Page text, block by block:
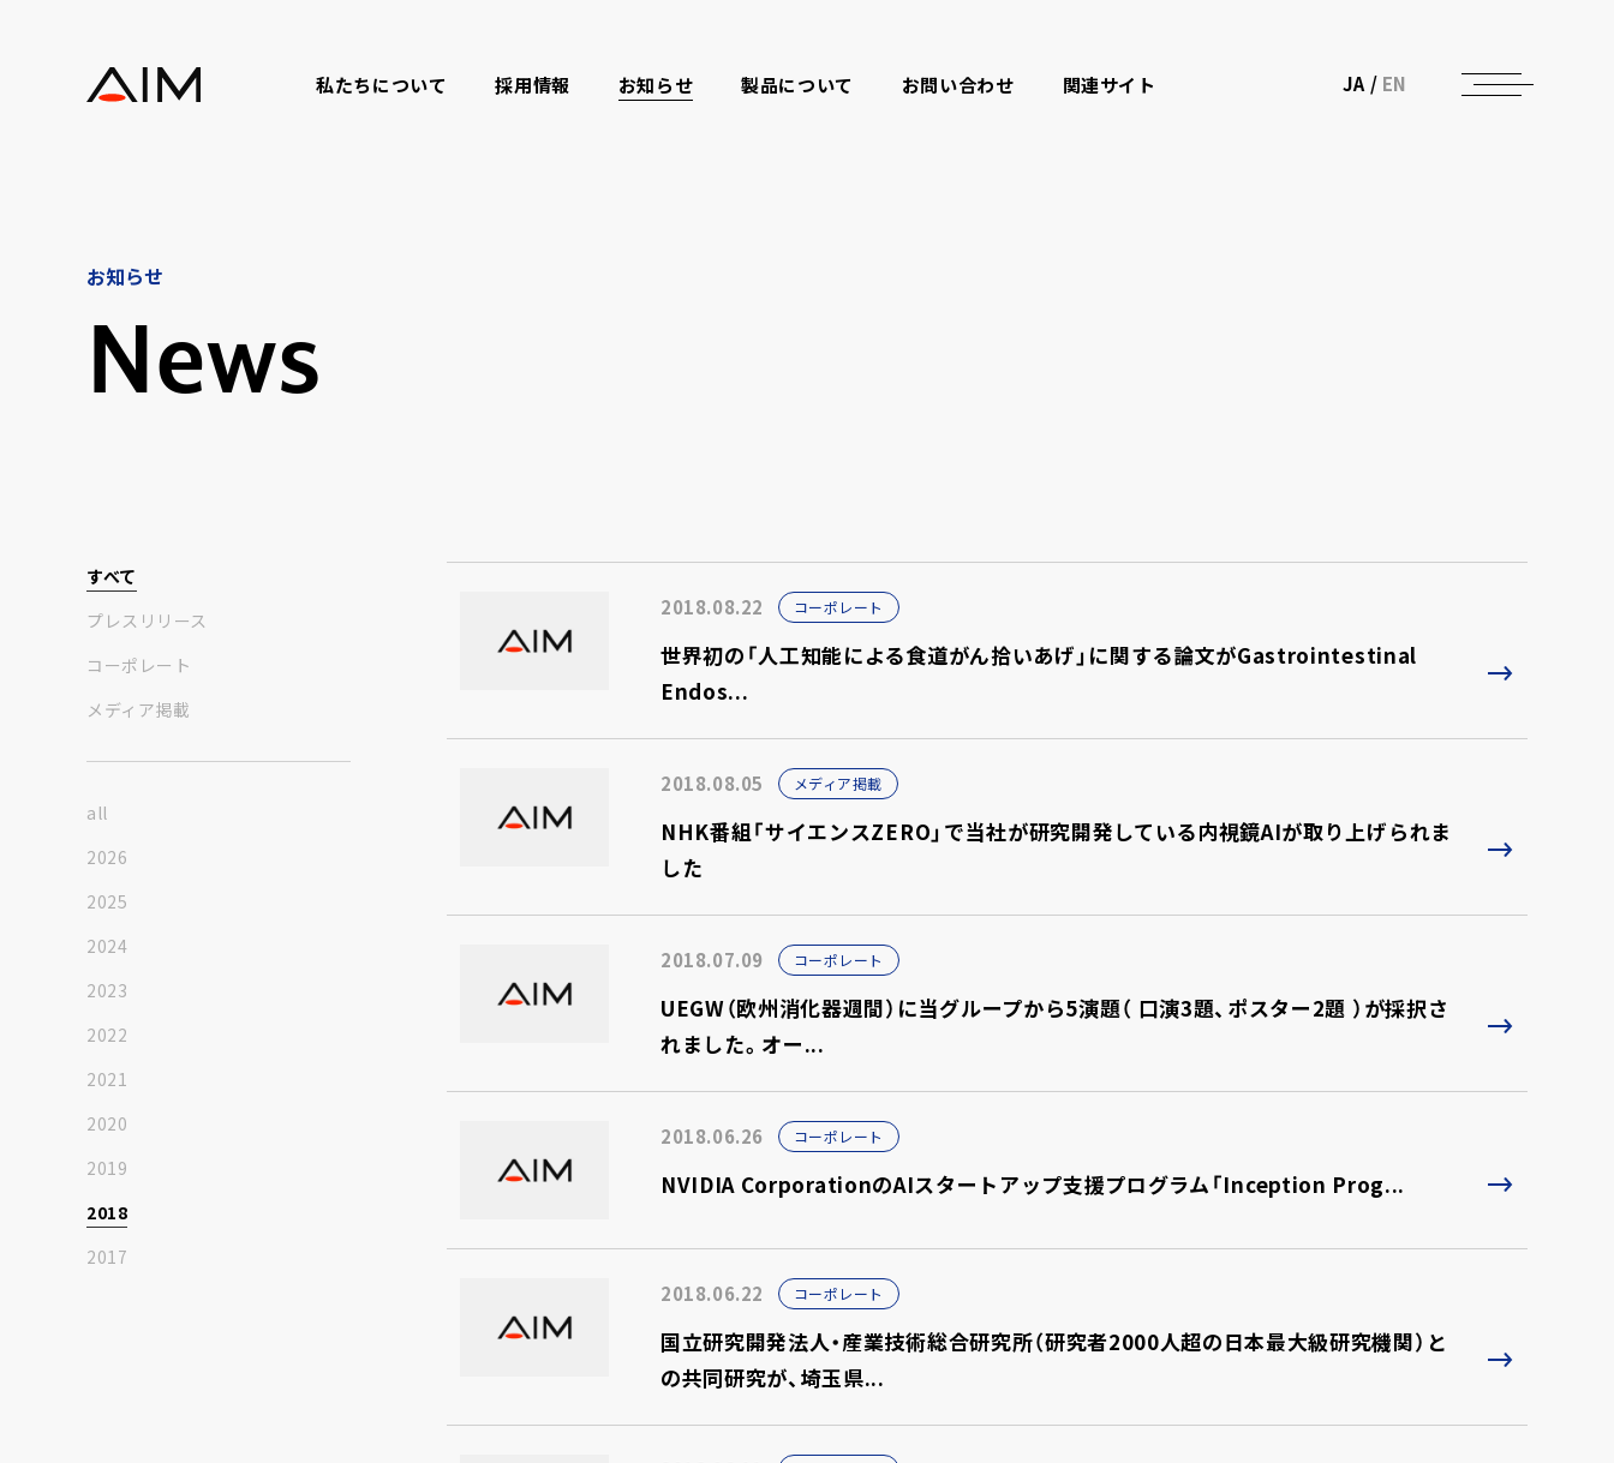
株式会社AIメディカルサービス
私たちについて 採用情報 お知らせ 製品について お問い合わせ 関連サイト JA/ EN
お知らせ
News
すべて
プレスリリース
コーポレート
メディア掲載
all
2026
2025
2024
2023
2022
2021
2020
2019
2018
2017
2018.08.22 コーポレート
世界初の「人工知能による食道がん拾いあげ」に関する論文がGastrointestinal
Endos...
2018.08.05 メディア掲載
NHK番組「サイエンスZERO」で当社が研究開発している内視鏡AIが取り上げられま
した
2018.07.09 コーポレート
UEGW（欧州消化器週間）に当グループから5演題（ 口演3題、ポスター2題 ）が採択さ
れました。オー...
2018.06.26 コーポレート
NVIDIA CorporationのAIスタートアップ支援プログラム「Inception Prog...
2018.06.22 コーポレート
国立研究開発法人・産業技術総合研究所（研究者2000人超の日本最大級研究機関）と
の共同研究が、埼玉県...